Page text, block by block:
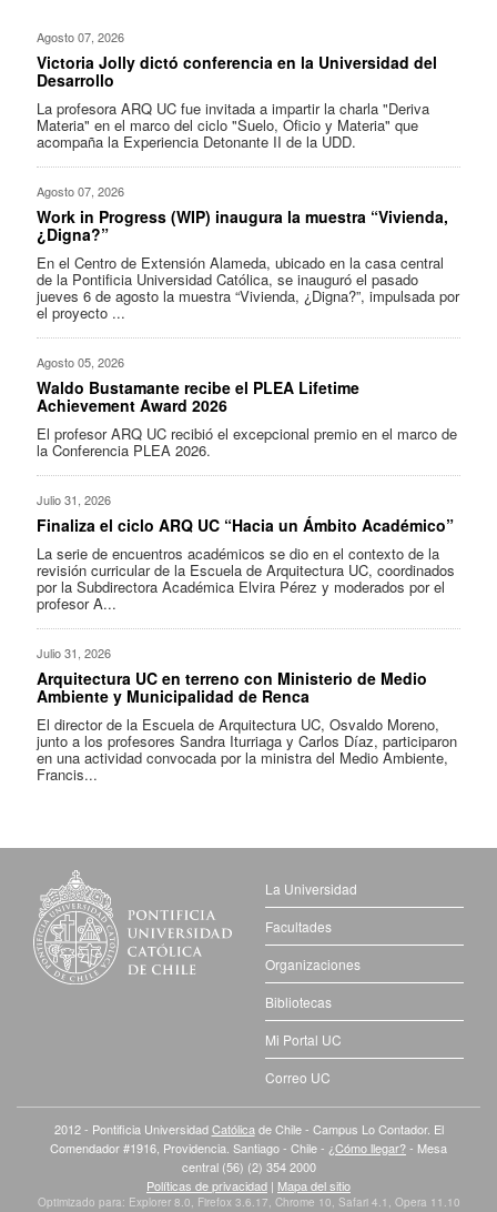
Agosto 07, 2026
Victoria Jolly dictó conferencia en la Universidad del
Desarrollo
La profesora ARQ UC fue invitada a impartir la charla "Deriva
Materia" en el marco del ciclo "Suelo, Oficio y Materia" que
acompaña la Experiencia Detonante II de la UDD.
Agosto 07, 2026
Work in Progress (WIP) inaugura la muestra “Vivienda,
¿Digna?”
En el Centro de Extensión Alameda, ubicado en la casa central
de la Pontificia Universidad Católica, se inauguró el pasado
jueves 6 de agosto la muestra “Vivienda, ¿Digna?”, impulsada por
el proyecto ...
Agosto 05, 2026
Waldo Bustamante recibe el PLEA Lifetime
Achievement Award 2026
El profesor ARQ UC recibió el excepcional premio en el marco de
la Conferencia PLEA 2026.
Julio 31, 2026
Finaliza el ciclo ARQ UC “Hacia un Ámbito Académico”
La serie de encuentros académicos se dio en el contexto de la
revisión curricular de la Escuela de Arquitectura UC, coordinados
por la Subdirectora Académica Elvira Pérez y moderados por el
profesor A...
Julio 31, 2026
Arquitectura UC en terreno con Ministerio de Medio
Ambiente y Municipalidad de Renca
El director de la Escuela de Arquitectura UC, Osvaldo Moreno,
junto a los profesores Sandra Iturriaga y Carlos Díaz, participaron
en una actividad convocada por la ministra del Medio Ambiente,
Francis...
La Universidad
Facultades
Organizaciones
Bibliotecas
Mi Portal UC
Correo UC
2012 - Pontificia UniversidadCatólica de Chile - Campus Lo Contador. El
Comendador #1916, Providencia. Santiago - Chile - ¿Cómo llegar?- Mesa
central (56) (2) 354 2000
Políticas de privacidad | Mapa del sitio
Optimizado para: Explorer 8.0, Firefox 3.6.17, Chrome 10, Safari 4.1, Opera 11.10